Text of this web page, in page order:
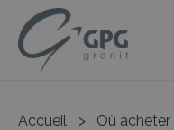
Accueil > Où acheter